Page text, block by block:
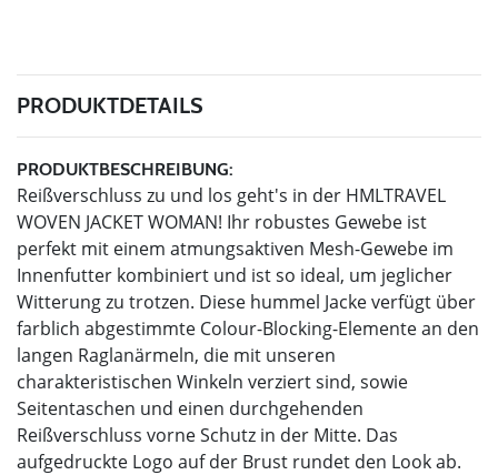
PRODUKTDETAILS
PRODUKTBESCHREIBUNG:
Reißverschluss zu und los geht's in der HMLTRAVEL
WOVEN JACKET WOMAN! Ihr robustes Gewebe ist
perfekt mit einem atmungsaktiven Mesh-Gewebe im
Innenfutter kombiniert und ist so ideal, um jeglicher
Witterung zu trotzen. Diese hummel Jacke verfügt über
farblich abgestimmte Colour-Blocking-Elemente an den
langen Raglanärmeln, die mit unseren
charakteristischen Winkeln verziert sind, sowie
Seitentaschen und einen durchgehenden
Reißverschluss vorne Schutz in der Mitte. Das
aufgedruckte Logo auf der Brust rundet den Look ab.